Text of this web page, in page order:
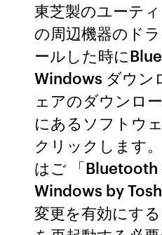
東芝製のユーテ
の周辺機器のド
ールした時に
Windows ダウン
ェアのダウンロ
にあるソフトウ
クリックします
はご 「
Windows by
変更を有効にす